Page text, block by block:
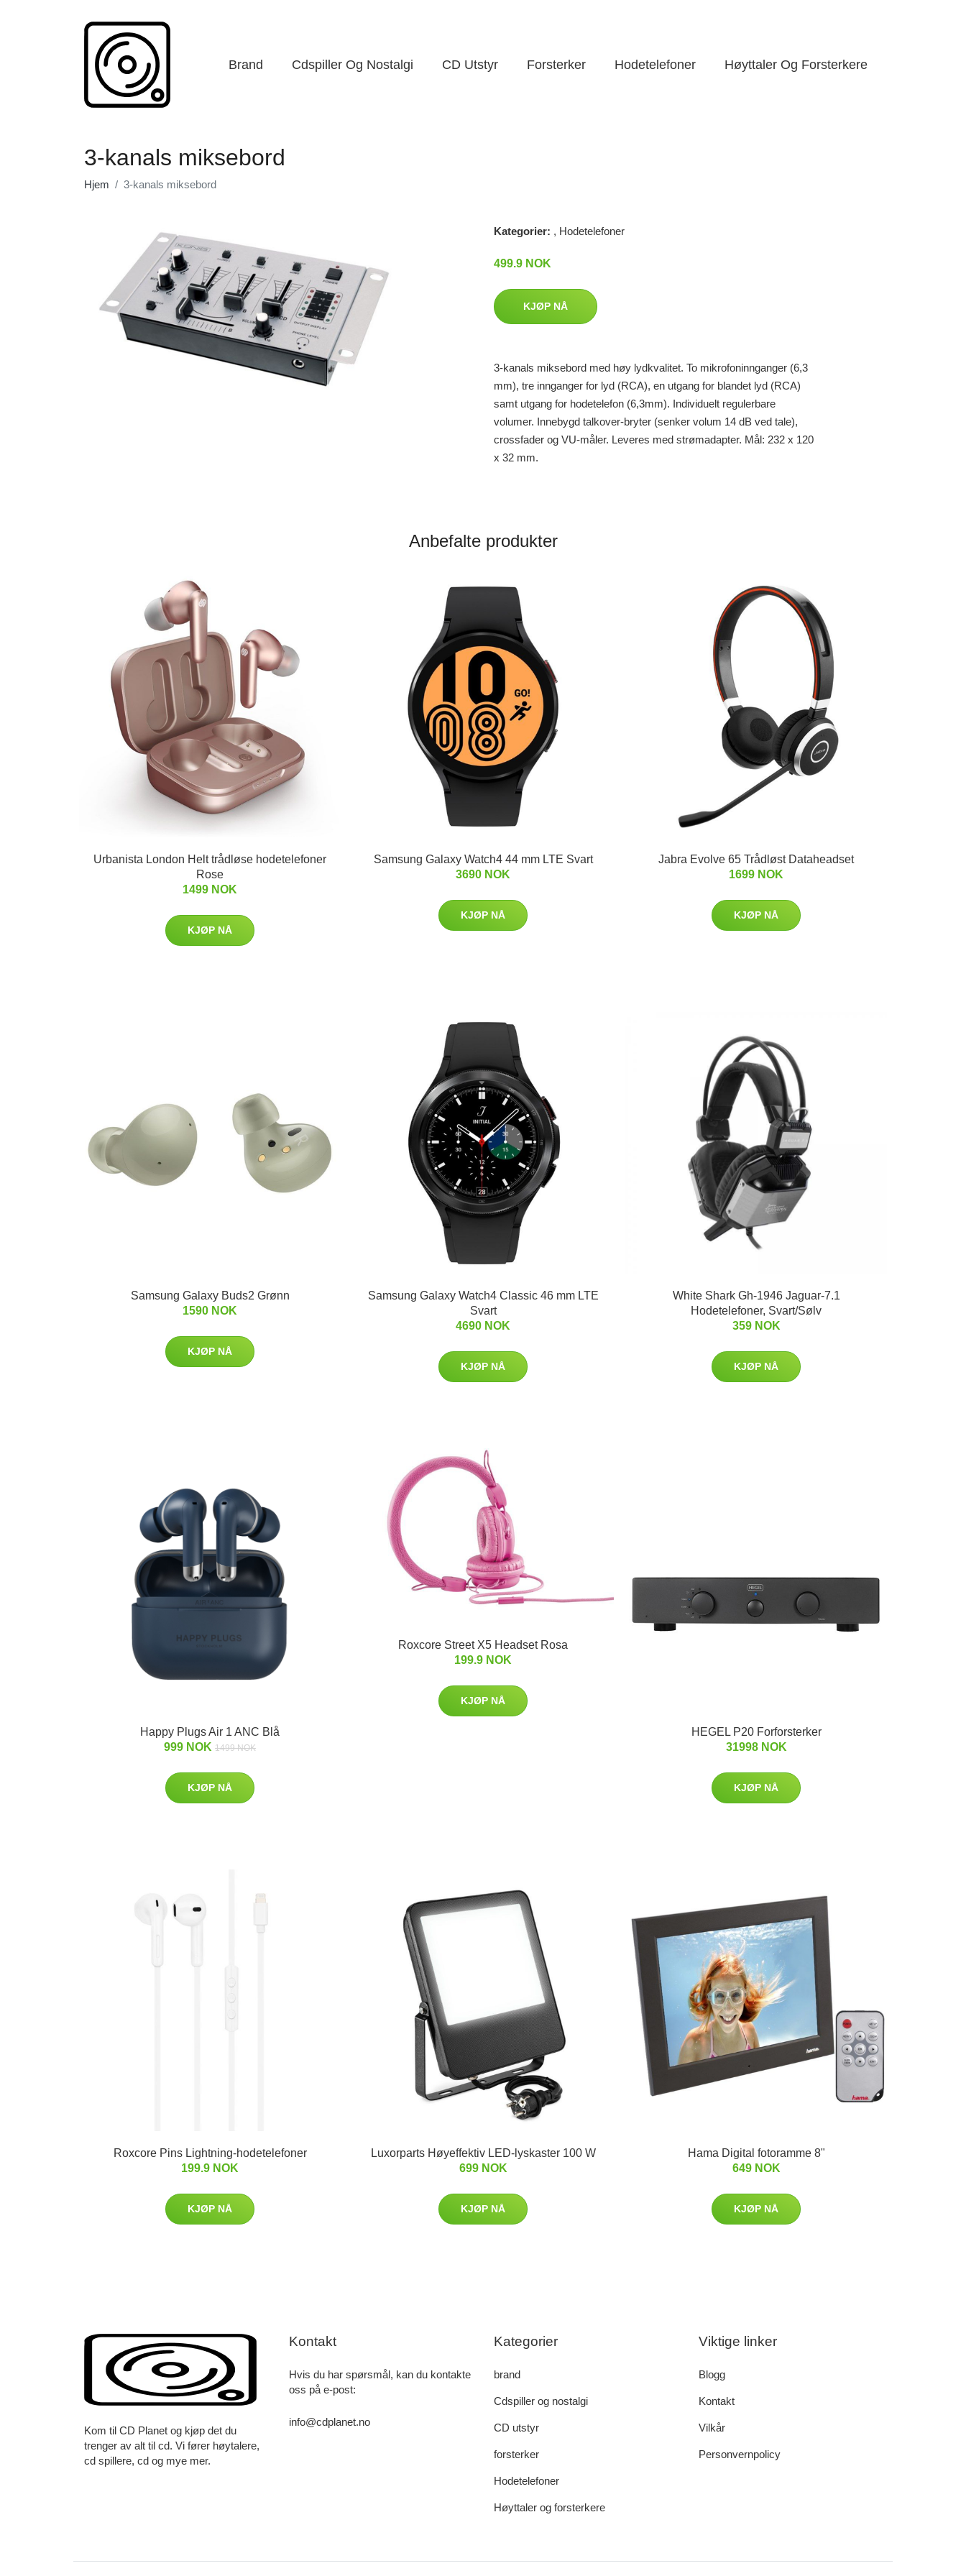
Brand Cdspiller Og Nostalgi CD Utstyr Forsterker Hodetelefoner Høyttaler Og Forsterkere
3-kanals miksebord
Hjem 3-kanals miksebord
Kategorier: , Hodetelefoner
499.9 NOK
KJØP NÅ
3-kanals miksebord med høy lydkvalitet. To mikrofoninnganger (6,3
mm), tre innganger for lyd (RCA), en utgang for blandet lyd (RCA)
samt utgang for hodetelefon (6,3mm). Individuelt regulerbare
volumer. Innebygd talkover-bryter (senker volum 14 dB ved tale),
crossfader og VU-måler. Leveres med strømadapter. Mål: 232 x 120
x 32 mm.
Anbefalte produkter
Urbanista London Helt trådløse hodetelefoner
Rose
1499 NOK
KJØP NÅ
Samsung Galaxy Watch4 44 mm LTE Svart
3690 NOK
KJØP NÅ
Jabra Evolve 65 Trådløst Dataheadset
1699 NOK
KJØP NÅ
Samsung Galaxy Buds2 Grønn
1590 NOK
KJØP NÅ
Samsung Galaxy Watch4 Classic 46 mm LTE
Svart
4690 NOK
KJØP NÅ
White Shark Gh-1946 Jaguar-7.1
Hodetelefoner, Svart/Sølv
359 NOK
KJØP NÅ
Happy Plugs Air 1 ANC Blå
999 NOK 1499 NOK
KJØP NÅ
Roxcore Street X5 Headset Rosa
199.9 NOK
KJØP NÅ
HEGEL P20 Forforsterker
31998 NOK
KJØP NÅ
Roxcore Pins Lightning-hodetelefoner
199.9 NOK
KJØP NÅ
Luxorparts Høyeffektiv LED-lyskaster 100 W
699 NOK
KJØP NÅ
Hama Digital fotoramme 8"
649 NOK
KJØP NÅ
Kom til CD Planet og kjøp det du
trenger av alt til cd. Vi fører høytalere,
cd spillere, cd og mye mer.
Kontakt
Hvis du har spørsmål, kan du kontakte
oss på e-post:
info@cdplanet.no
Kategorier
brand
Cdspiller og nostalgi
CD utstyr
forsterker
Hodetelefoner
Høyttaler og forsterkere
Viktige linker
Blogg
Kontakt
Vilkår
Personvernpolicy